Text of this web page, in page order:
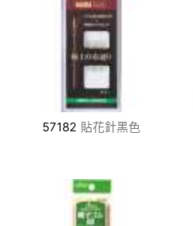
57182 貼花針黑色